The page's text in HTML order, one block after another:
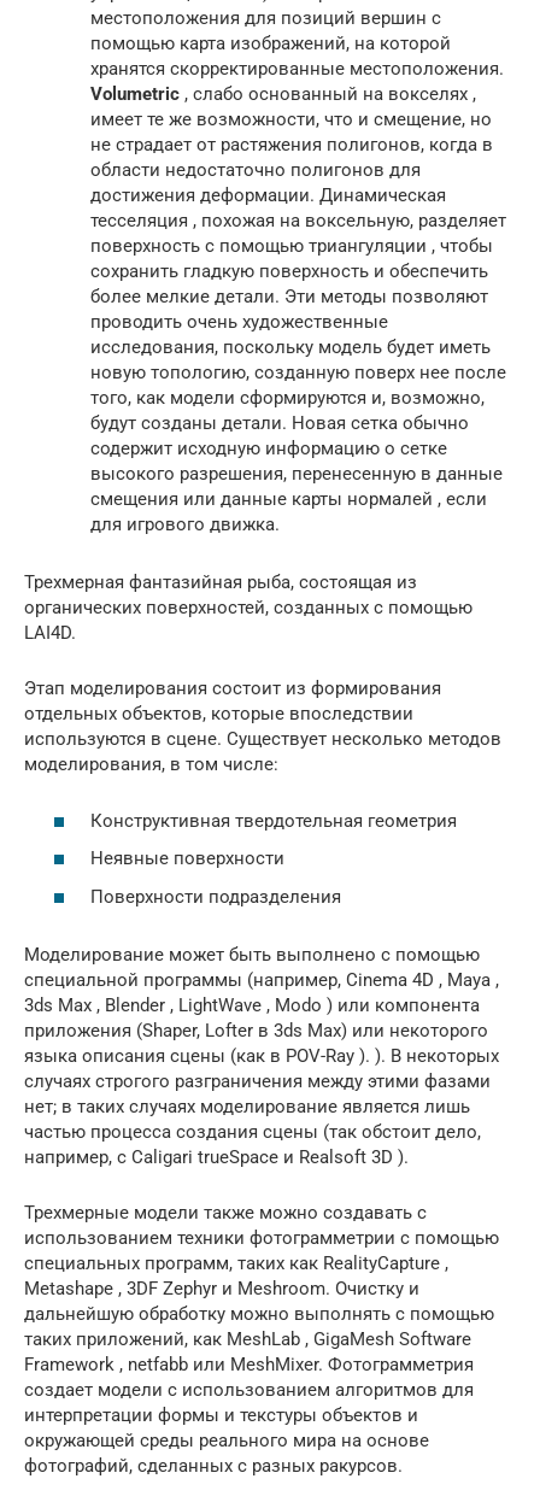
местоположения для позиций вершин с
помощью карта изображений, на которой
хранятся скорректированные местоположения.
Volumetric , слабо основанный на вокселях ,
имеет те же возможности, что и смещение, но
не страдает от растяжения полигонов, когда в
области недостаточно полигонов для
достижения деформации. Динамическая
тесселяция , похожая на воксельную, разделяет
поверхность с помощью триангуляции , чтобы
сохранить гладкую поверхность и обеспечить
более мелкие детали. Эти методы позволяют
проводить очень художественные
исследования, поскольку модель будет иметь
новую топологию, созданную поверх нее после
того, как модели сформируются и, возможно,
будут созданы детали. Новая сетка обычно
содержит исходную информацию о сетке
высокого разрешения, перенесенную в данные
смещения или данные карты нормалей , если
для игрового движка.
Трехмерная фантазийная рыба, состоящая из
органических поверхностей, созданных с помощью
LAI4D.
Этап моделирования состоит из формирования
отдельных объектов, которые впоследствии
используются в сцене. Существует несколько методов
моделирования, в том числе:
Конструктивная твердотельная геометрия
Неявные поверхности
Поверхности подразделения
Моделирование может быть выполнено с помощью
специальной программы (например, Cinema 4D , Maya ,
3ds Max , Blender , LightWave , Modo ) или компонента
приложения (Shaper, Lofter в 3ds Max) или некоторого
языка описания сцены (как в POV-Ray ). ). В некоторых
случаях строгого разграничения между этими фазами
нет; в таких случаях моделирование является лишь
частью процесса создания сцены (так обстоит дело,
например, с Caligari trueSpace и Realsoft 3D ).
Трехмерные модели также можно создавать с
использованием техники фотограмметрии с помощью
специальных программ, таких как RealityCapture ,
Metashape , 3DF Zephyr и Meshroom. Очистку и
дальнейшую обработку можно выполнять с помощью
таких приложений, как MeshLab , GigaMesh Software
Framework , netfabb или MeshMixer. Фотограмметрия
создает модели с использованием алгоритмов для
интерпретации формы и текстуры объектов и
окружающей среды реального мира на основе
фотографий, сделанных с разных ракурсов.